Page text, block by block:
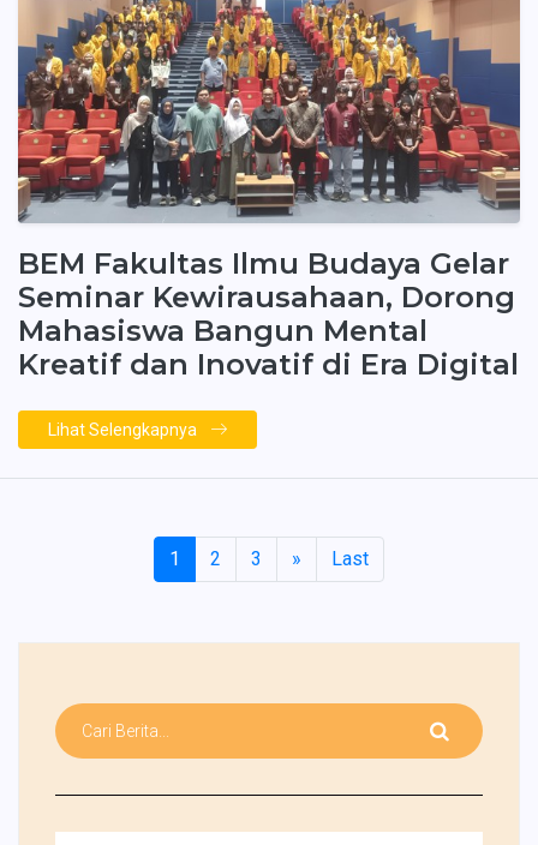
BEM Fakultas Ilmu Budaya Gelar
Seminar Kewirausahaan, Dorong
Mahasiswa Bangun Mental
Kreatif dan Inovatif di Era Digital
Lihat Selengkapnya
1 2 3 » Last